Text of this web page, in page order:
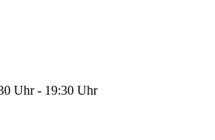
Uhr - 19:30 Uhr